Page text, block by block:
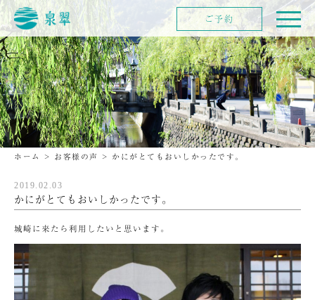
ホーム > お客様の声 > かにがとてもおいしかったです。
2019.02.03
かにがとてもおいしかったです。
城崎に来たら利用したいと思います。
ご予約